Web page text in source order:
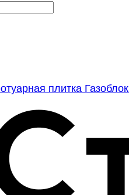
плитка Газоблок